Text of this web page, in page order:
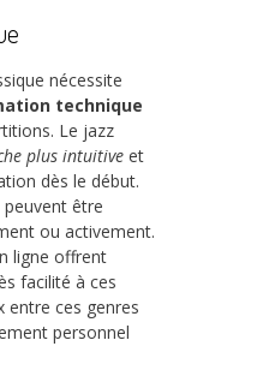
nécessite
technique
Le jazz
plus intuitive et
dès le début.
peuvent être
ou activement.
ligne offrent
facilité à ces
entre ces genres
personnel